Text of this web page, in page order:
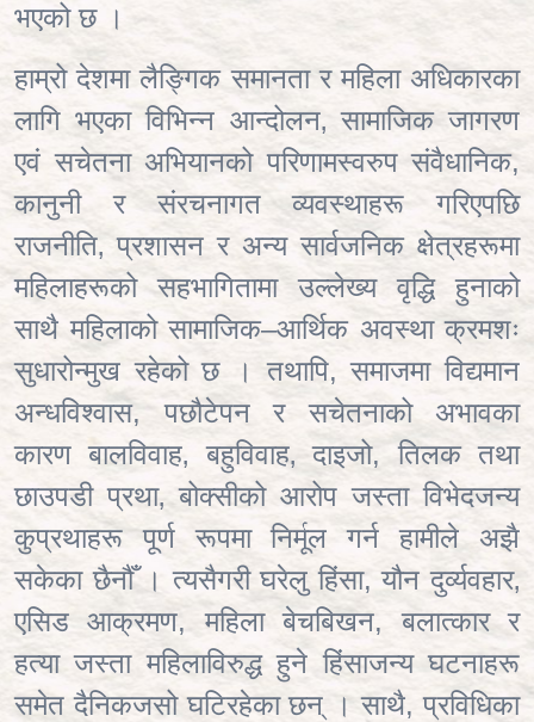
भएको छ ।
हाम्रो देशमा लैङ्गिक समानता र महिला अधिकारका
लागि भएका विभिन्न आन्दोलन‚ सामाजिक जागरण
एवं सचेतना अभियानको परिणामस्वरुप संवैधानिक,
कानुनी र संरचनागत व्यवस्थाहरू गरिएपछि
राजनीति‚ प्रशासन र अन्य सार्वजनिक क्षेत्रहरूमा
महिलाहरूको सहभागितामा उल्लेख्य वृद्धि हुनाको
साथै महिलाको सामाजिक–आर्थिक अवस्था क्रमशः
सुधारोन्मुख रहेको छ । तथापि, समाजमा विद्यमान
अन्धविश्वास, पछौटेपन र सचेतनाको अभावका
कारण बालविवाह‚ बहुविवाह‚ दाइजो, तिलक तथा
छाउपडी प्रथा‚ बोक्सीको आरोप जस्ता विभेदजन्य
कुप्रथाहरू पूर्ण रूपमा निर्मूल गर्न हामीले अझै
सकेका छैनौँ । त्यसैगरी घरेलु हिंसा, यौन दुर्व्यवहार‚
एसिड आक्रमण, महिला बेचबिखन, बलात्कार र
हत्या जस्ता महिलाविरुद्ध हुने हिंसाजन्य घटनाहरू
समेत दैनिकजसो घटिरहेका छन् । साथै, प्रविधिका